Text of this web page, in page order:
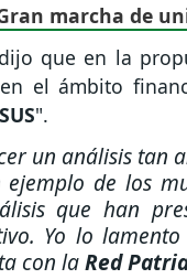
marcha de
que en la
el ámbito
SUS".
un análisis tan
ejemplo de los
que han
Yo lo
con laRed